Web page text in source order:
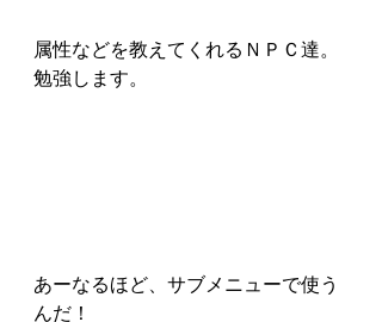
属性などを教えてくれるＮＰＣ達。
勉強します。
あーなるほど、サブメニューで使う
んだ！